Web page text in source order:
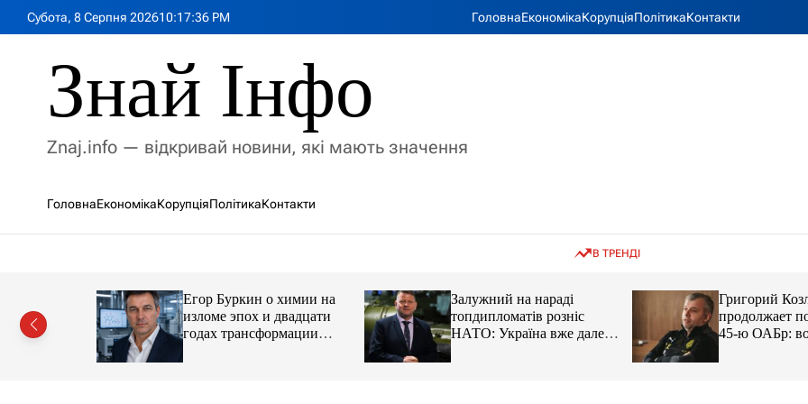
Субота, 8 Серпня 202610:17:38 PM ГоловнаЕкономікаКорупціяПолітикаКонтакти
Знай Інфо
Znaj.info — відкривай новини, які мають значення
ГоловнаЕкономікаКорупціяПолітикаКонтакти
В ТРЕНДІ
із
Егор Буркин о химии на
изломе эпох и двадцати
годах трансформации
Залужний на нараді
топдипломатів розніс
НАТО: Україна вже далеко
попереду
Григорий
продолжает
45-ю ОАБр:
передали